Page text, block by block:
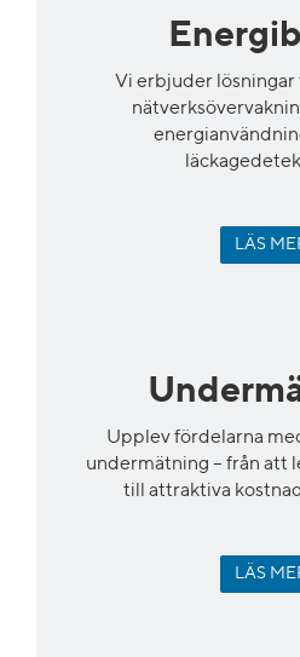
Vi erbjuder lösningar
LÄS
Upplev fördelarna
undermätning – från att
till attraktiva
LÄS